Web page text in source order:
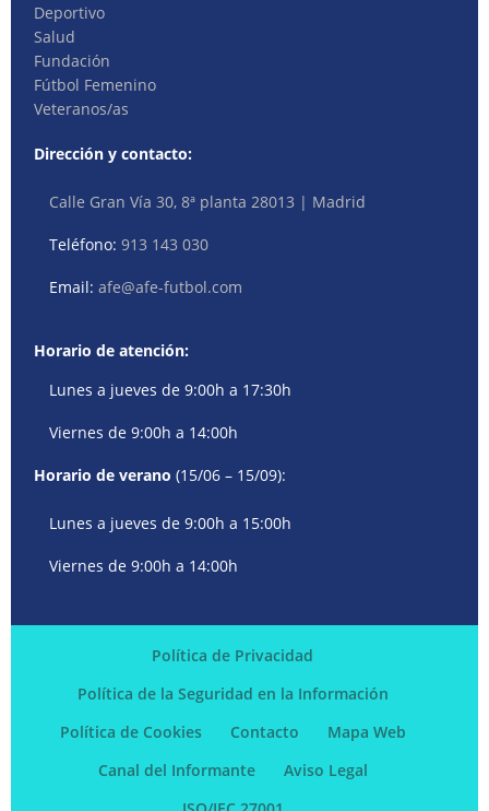
Deportivo
Salud
Fundación
Fútbol Femenino
Veteranos/as
Dirección y contacto:
Calle Gran Vía 30, 8ª planta 28013 | Madrid
Teléfono:913 143 030
Email:afe@afe-futbol.com
Horario de atención:
Lunes a jueves de 9:00h a 17:30h
Viernes de 9:00h a 14:00h
Horario de verano (15/06 – 15/09):
Lunes a jueves de 9:00h a 15:00h
Viernes de 9:00h a 14:00h
Política de Privacidad
Política de la Seguridad en la Información
Política de Cookies
Contacto
Mapa Web
Canal del Informante
Aviso Legal